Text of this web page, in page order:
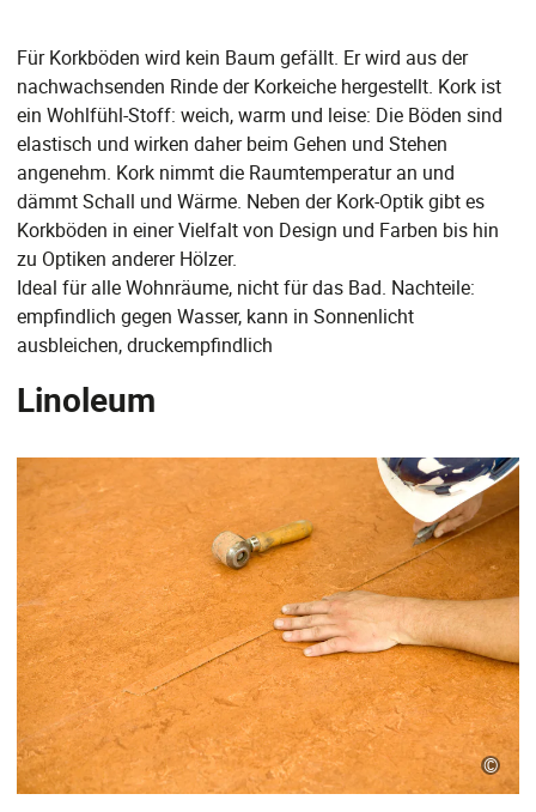
Für Korkböden wird kein Baum gefällt. Er wird aus der
nachwachsenden Rinde der Korkeiche hergestellt. Kork ist
ein Wohlfühl-Stoff: weich, warm und leise: Die Böden sind
elastisch und wirken daher beim Gehen und Stehen
angenehm. Kork nimmt die Raumtemperatur an und
dämmt Schall und Wärme. Neben der Kork-Optik gibt es
Korkböden in einer Vielfalt von Design und Farben bis hin
zu Optiken anderer Hölzer.
Ideal für alle Wohnräume, nicht für das Bad. Nachteile:
empfindlich gegen Wasser, kann in Sonnenlicht
ausbleichen, druckempfindlich
Linoleum
©